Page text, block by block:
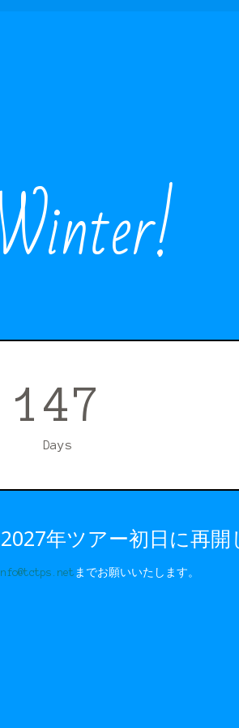
147
Days
年ツアー初日に再開
までお願いいたします。